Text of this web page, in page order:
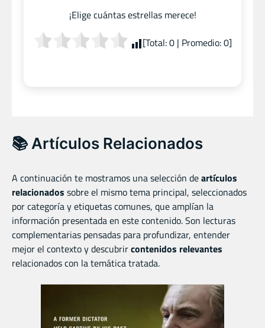
¡Elige cuántas estrellas merece!
[Total:0| Promedio:0]
📚 Artículos Relacionados
A continuación te mostramos una selección deartículos
relacionados sobre el mismo tema principal, seleccionados
por categoría y etiquetas comunes, que amplían la
información presentada en este contenido. Son lecturas
complementarias pensadas para profundizar, entender
mejor el contexto y descubrircontenidos relevantes
relacionados con la temática tratada.